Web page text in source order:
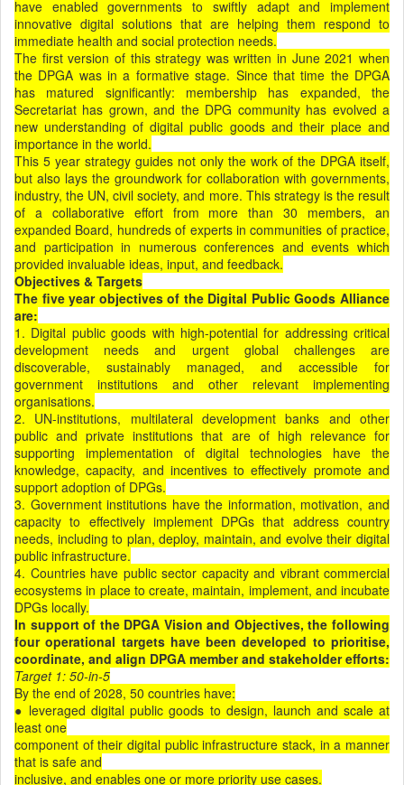
have enabled governments to swiftly adapt and implement
innovative digital solutions that are helping them respond to
immediate health and social protection needs.
The first version of this strategy was written in June 2021 when
the DPGA was in a formative stage. Since that time the DPGA
has matured significantly: membership has expanded, the
Secretariat has grown, and the DPG community has evolved a
new understanding of digital public goods and their place and
importance in the world.
This 5 year strategy guides not only the work of the DPGA itself,
but also lays the groundwork for collaboration with governments,
industry, the UN, civil society, and more. This strategy is the result
of a collaborative effort from more than 30 members, an
expanded Board, hundreds of experts in communities of practice,
and participation in numerous conferences and events which
provided invaluable ideas, input, and feedback.
Objectives & Targets
The ﬁve year objectives of the Digital Public Goods Alliance
are:
1. Digital public goods with high-potential for addressing critical
development needs and urgent global challenges are
discoverable, sustainably managed, and accessible for
government institutions and other relevant implementing
organisations.
2. UN-institutions, multilateral development banks and other
public and private institutions that are of high relevance for
supporting implementation of digital technologies have the
knowledge, capacity, and incentives to eﬀectively promote and
support adoption of DPGs.
3. Government institutions have the information, motivation, and
capacity to eﬀectively implement DPGs that address country
needs, including to plan, deploy, maintain, and evolve their digital
public infrastructure.
4. Countries have public sector capacity and vibrant commercial
ecosystems in place to create, maintain, implement, and incubate
DPGs locally.
In support of the DPGA Vision and Objectives, the following
four operational targets have been developed to prioritise,
coordinate, and align DPGA member and stakeholder eﬀorts:
Target 1: 50-in-5
By the end of 2028, 50 countries have:
● leveraged digital public goods to design, launch and scale at
least one
component of their digital public infrastructure stack, in a manner
that is safe and
inclusive, and enables one or more priority use cases.